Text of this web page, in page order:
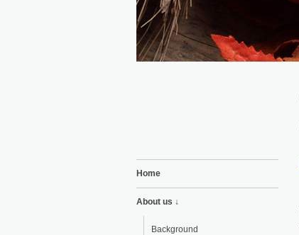
Home
About us ↓
Background